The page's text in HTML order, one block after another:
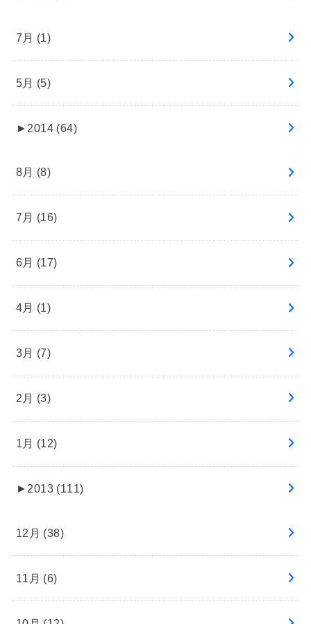
7月 (1)
5月 (5)
► 2014 (64)
8月 (8)
7月 (16)
6月 (17)
4月 (1)
3月 (7)
2月 (3)
1月 (12)
► 2013 (111)
12月 (38)
11月 (6)